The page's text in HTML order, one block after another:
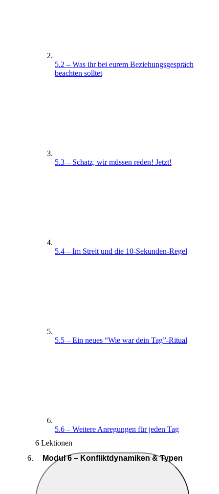
5.2 – Was ihr bei eurem Beziehungsgespräch
beachten solltet
5.3 – Schatz, wir müssen reden! Jetzt!
5.4 – Im Streit und die 10-Sekunden-Regel
5.5 – Ein neues “Wie war dein Tag”-Ritual
5.6 – Weitere Anregungen für jeden Tag
6 Lektionen
Modul 6 – Konfliktdynamiken & Typen